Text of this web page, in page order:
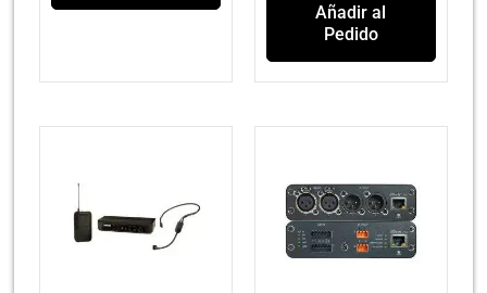
Añadir al
Pedido